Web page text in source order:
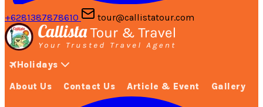
+6281387878610 tour@callistatour.com
Holidays
About Us Contact Us Article & Event Gallery